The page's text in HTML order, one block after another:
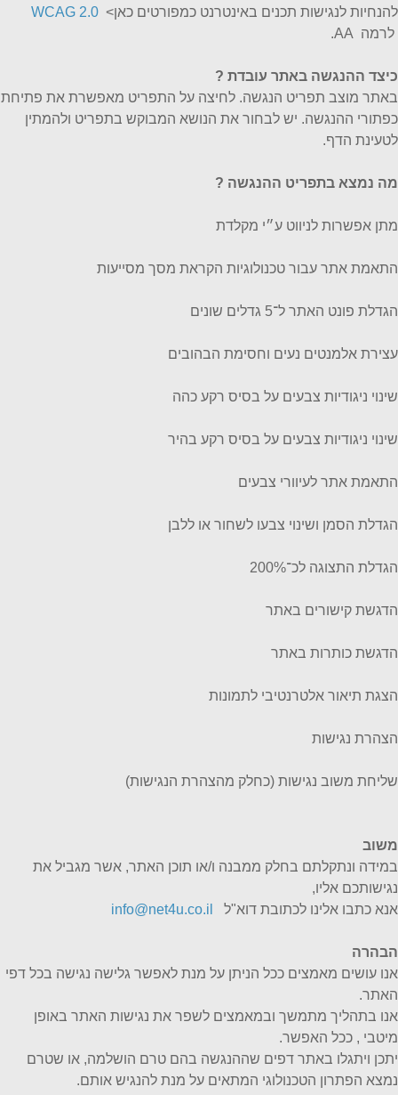
להנחיות לנגישות תכנים באינטרנט כמפורטים כאן> WCAG 2.0
לרמה AA.
כיצד ההנגשה באתר עובדת ?
באתר מוצב תפריט הנגשה. לחיצה על התפריט מאפשרת את פתיחת
כפתורי ההנגשה. יש לבחור את הנושא המבוקש בתפריט ולהמתין
לטעינת הדף.
מה נמצא בתפריט ההנגשה ?
מתן אפשרות לניווט ע״י מקלדת
התאמת אתר עבור טכנולוגיות הקראת מסך מסייעות
הגדלת פונט האתר ל־5 גדלים שונים
עצירת אלמנטים נעים וחסימת הבהובים
שינוי ניגודיות צבעים על בסיס רקע כהה
שינוי ניגודיות צבעים על בסיס רקע בהיר
התאמת אתר לעיוורי צבעים
הגדלת הסמן ושינוי צבעו לשחור או ללבן
הגדלת התצוגה לכ־200%
הדגשת קישורים באתר
הדגשת כותרות באתר
הצגת תיאור אלטרנטיבי לתמונות
הצהרת נגישות
שליחת משוב נגישות (כחלק מהצהרת הנגישות)
משוב
במידה ונתקלתם בחלק ממבנה ו/או תוכן האתר, אשר מגביל את
נגישותכם אליו,
אנא כתבו אלינו לכתובת דוא"ל
info@net4u.co.il
הבהרה
אנו עושים מאמצים ככל הניתן על מנת לאפשר גלישה נגישה בכל דפי
האתר.
אנו בתהליך מתמשך ובמאמצים לשפר את נגישות האתר באופן
מיטבי , ככל האפשר.
יתכן ויתגלו באתר דפים שההנגשה בהם טרם הושלמה, או שטרם
נמצא הפתרון הטכנולוגי המתאים על מנת להנגיש אותם.